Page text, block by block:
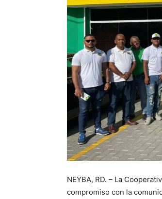
NEYBA, RD. – La
compromiso con la